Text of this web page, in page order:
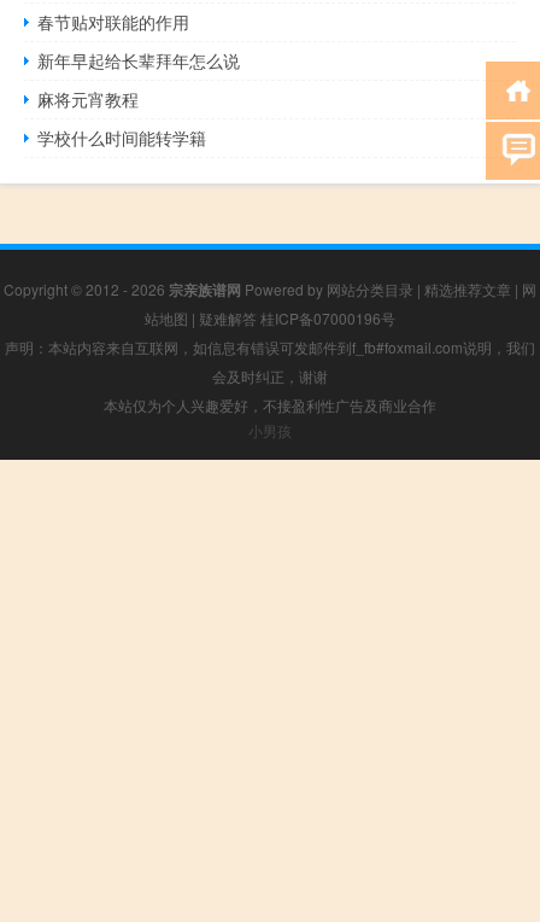
春节贴对联能的作用
新年早起给长辈拜年怎么说
麻将元宵教程
学校什么时间能转学籍
Copyright © 2012 - 2026 宗亲族谱网 Powered by 网站分类目录 | 精选推荐文章 | 网
站地图 | 疑难解答 桂ICP备07000196号
声明：本站内容来自互联网，如信息有错误可发邮件到f_fb#foxmail.com说明，我们
会及时纠正，谢谢
本站仅为个人兴趣爱好，不接盈利性广告及商业合作
小男孩